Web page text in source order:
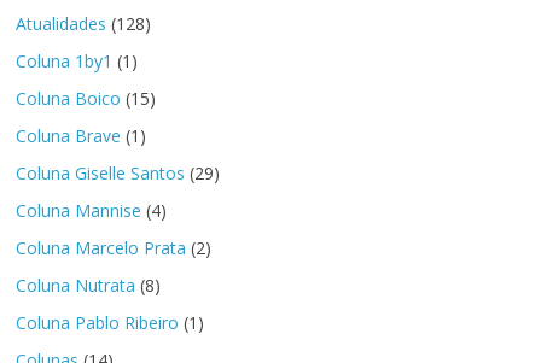
Atualidades (128)
Coluna 1by1 (1)
Coluna Boico (15)
Coluna Brave (1)
Coluna Giselle Santos (29)
Coluna Mannise (4)
Coluna Marcelo Prata (2)
Coluna Nutrata (8)
Coluna Pablo Ribeiro (1)